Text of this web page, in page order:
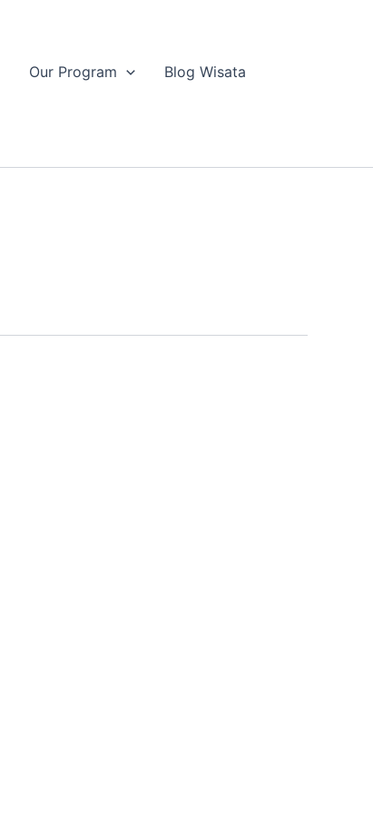
Our Program
Blog Wisata